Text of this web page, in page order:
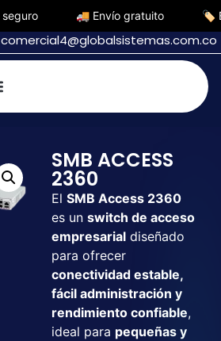
🚚 Envío gratuito 🏷️ Black
comercial4@globalsistemas.com.co
SMB ACCESS
2360
El SMB Access 2360
es un switch de acceso
empresarial diseñado
para ofrecer
conectividad estable,
fácil administración y
rendimiento confiable,
ideal para pequeñas y